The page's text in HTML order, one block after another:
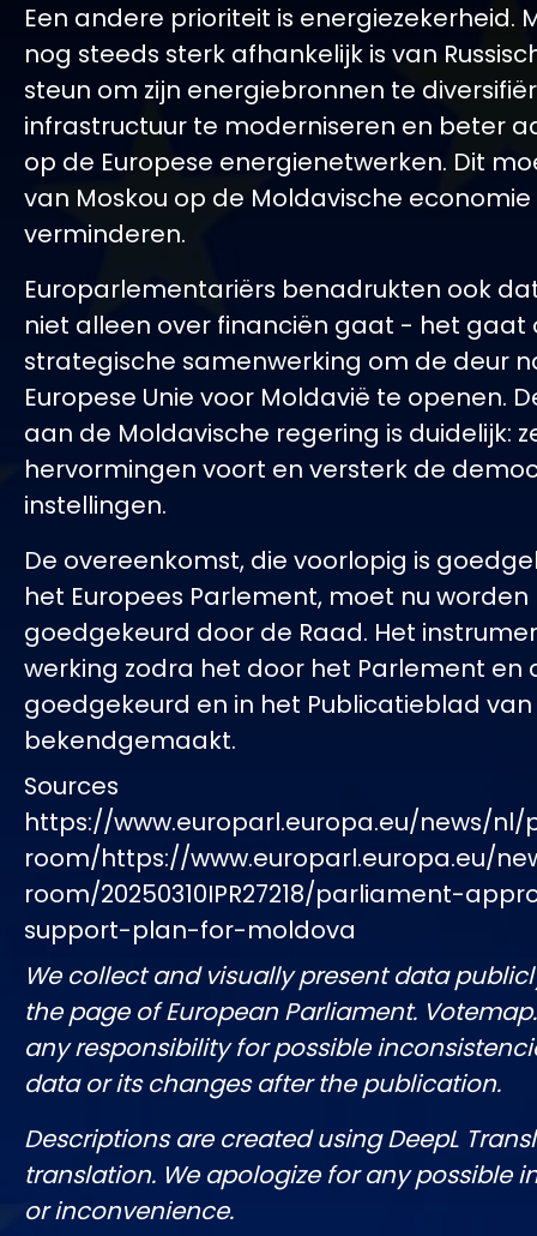
Een andere prioriteit is energiezekerheid.
nog steeds sterk afhankelijk is van
steun om zijn energiebronnen te
infrastructuur te moderniseren en beter
op de Europese energienetwerken. Dit
van Moskou op de Moldavische
verminderen.
Europarlementariërs benadrukten ook
niet alleen over financiën gaat - het gaat
strategische samenwerking om de deur
Europese Unie voor Moldavië te openen.
aan de Moldavische regering is duidelijk:
hervormingen voort en versterk de
instellingen.
De overeenkomst, die voorlopig is
het Europees Parlement, moet nu worden
goedgekeurd door de Raad. Het
werking zodra het door het Parlement en
goedgekeurd en in het Publicatieblad van
bekendgemaakt.
Sources
https://www.europarl.europa.eu/news/nl/
room/https://www.europarl.europa.eu/
room/20250310IPR27218/parliament-
support-plan-for-moldova
We collect and visually present data
the page of European Parliament.
any responsibility for possible
data or its changes after the publication.
Descriptions are created using DeepL
translation. We apologize for any possible
or inconvenience.